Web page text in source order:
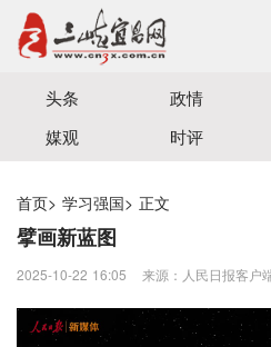
宜昌三峡融媒体中心主办
头条 政情
媒观
时评
首页> 学习强国> 正文
擘画新蓝图
2025-10-22 16:05 来源：人民日报客户